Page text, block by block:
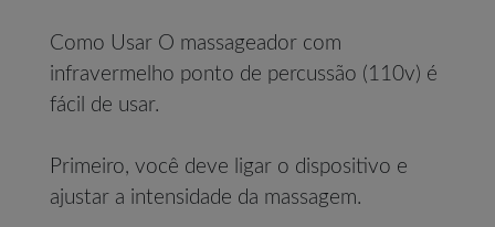
Como Usar O massageador com
infravermelho ponto de percussão (110v) é
fácil de usar.
Primeiro, você deve ligar o dispositivo e
ajustar a intensidade da massagem.